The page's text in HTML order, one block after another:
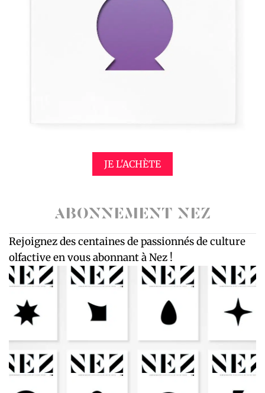
JE L'ACHÈTE
ABONNEMENT NEZ
Rejoignez des centaines de passionnés de culture
olfactive en vous abonnant à Nez !